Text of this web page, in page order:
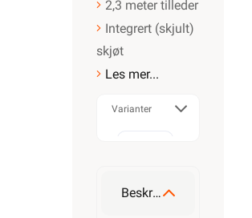
2,3 meter tilleder
Integrert (skjult)
skjøt
Les mer...
Varianter
Beskrivelse